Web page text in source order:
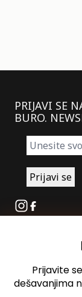
PRIJAVI SE
BURO.
Instagram
Facebook
Oglašavanje
Kontakt
Prijavite
dešavanjima